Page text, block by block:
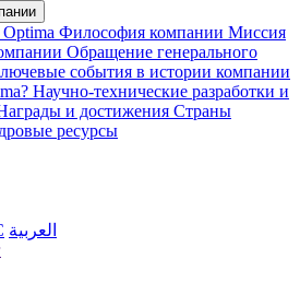
Философия компании Миссия
Обращение генерального
события в истории компании
Научно-технические разработки и
и достижения Страны
ресурсы
العربية